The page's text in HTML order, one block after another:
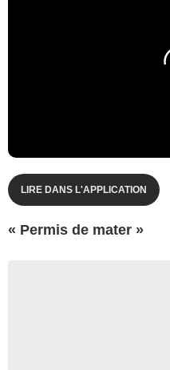
LIRE DANS L'APPLICATION
« Permis de mater »